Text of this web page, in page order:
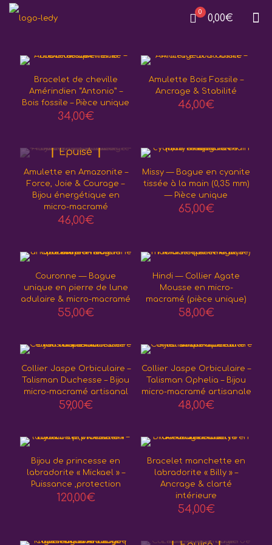
0
0,00€
Bracelet de cheville
Amérindien “Antonio” –
Bois fossile – Pièce unique
34,00€
Amulette Bois Fossile –
Ancrage & Stabilité
46,00€
Epuisé
Amulette en Amazonite –
Force, Joie & Courage –
Bijou énergétique en
micro-macramé
46,00€
Missy — Bague en cyanite
tissée à la main (0,35 mm)
— Pièce unique
65,00€
Couronne — Bague
unique en pierre de lune
adulaire & micro-macramé
55,00€
Hindi — Collier Agate
Mousse en micro-
macramé (pièce unique)
58,00€
Collier Jaspe Orbiculaire –
Talisman Duchesse – Bijou
micro-macramé artisanal
59,00€
Collier Jaspe Orbiculaire –
Talisman Ophelia – Bijou
micro-macramé artisanale
48,00€
Bijou de princesse en
labradorite « Mickael » –
Puissance ,protection
120,00€
Bracelet manchette en
labradorite « Billy » –
Ancrage & clarté
intérieure
54,00€